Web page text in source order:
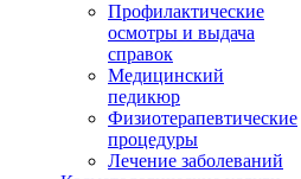
Профилактические
осмотры и выдача
справок
Медицинский
педикюр
Физиотерапевтические
процедуры
Лечение заболеваний